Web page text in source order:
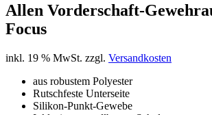
Allen Vorderschaft-
Focus
inkl. 19 % MwSt. zzgl. Versandkosten
aus robustem Polyester
Rutschfeste Unterseite
Silikon-Punkt-Gewebe